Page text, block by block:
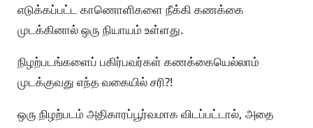
எடுக்கப்பட்ட காணொளிகளை நீக்கி கணக்கை
முடக்கினால் ஒரு நியாயம் உள்ளது.
நிழற்படங்களைப் பகிர்பவர்கள் கணக்கையெல்லாம்
முடக்குவது எந்த வகையில் சரி?!
ஒரு நிழற்படம் அதிகாரப்பூர்வமாக விடப்பட்டால், அதை